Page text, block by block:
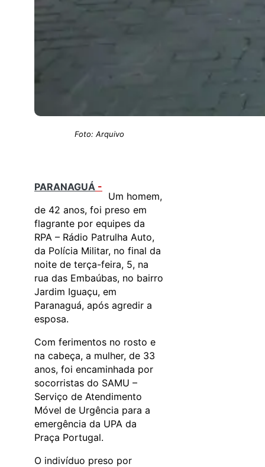
Foto: Arquivo
PARANAGUÁ -
Um homem,
de 42 anos, foi preso em
flagrante por equipes da
RPA – Rádio Patrulha Auto,
da Polícia Militar, no final da
noite de terça-feira, 5, na
rua das Embaúbas, no bairro
Jardim Iguaçu, em
Paranaguá, após agredir a
esposa.
Com ferimentos no rosto e
na cabeça, a mulher, de 33
anos, foi encaminhada por
socorristas do SAMU –
Serviço de Atendimento
Móvel de Urgência para a
emergência da UPA da
Praça Portugal.
O indivíduo preso por